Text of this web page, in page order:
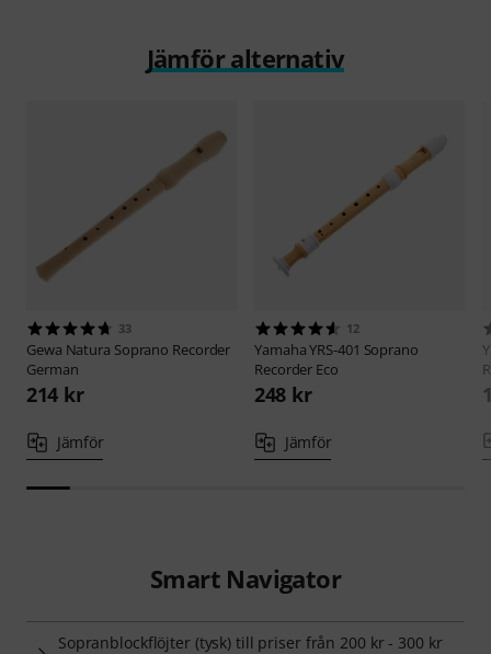
Jämför alternativ
33
Gewa Natura Soprano Recorder
German
214 kr
Jämför
12
YamahaYRS-401 Soprano
Recorder Eco
248 kr
Jämför
Smart Navigator
Sopranblockflöjter (tysk) till priser från 200 kr - 300 kr